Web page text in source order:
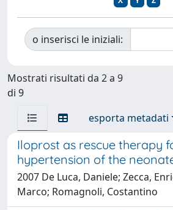
o inserisci le iniziali:
Mostrati risultati da 2 a 9
di 9
esporta metadati
Iloprost as rescue therapy
hypertension of the
2007 De Luca, Daniele; Zecca,
Marco; Romagnoli, Costantino